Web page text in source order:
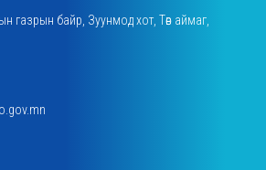
газрын байр, Зуунмод хот, Төв аймаг,